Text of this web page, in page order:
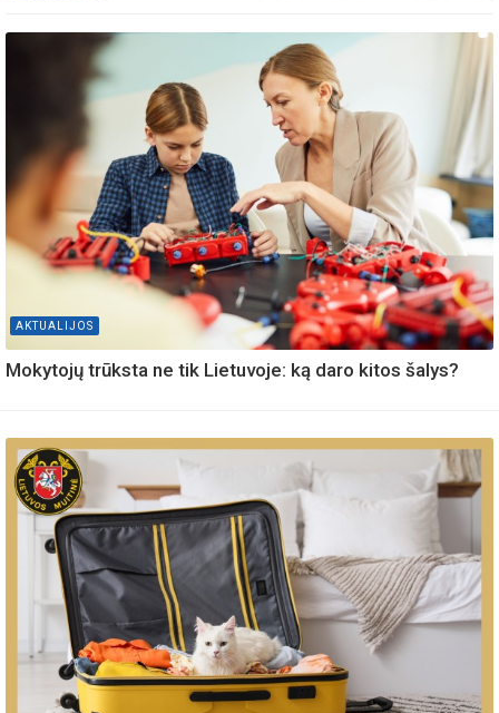
AKTUALIJOS
Mokytojų trūksta ne tik Lietuvoje: ką daro kitos šalys?